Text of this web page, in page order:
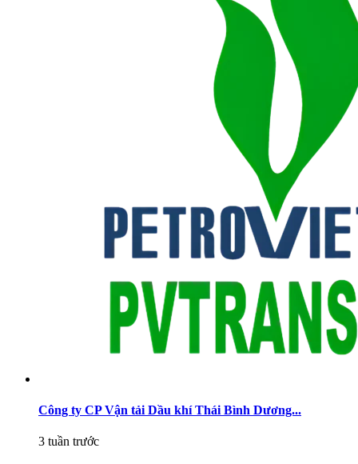
Công ty CP Vận tải Dầu khí Thái Bình Dương...
3 tuần trước